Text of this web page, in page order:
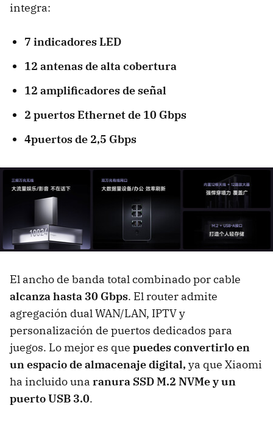
integra:
7 indicadores LED
12 antenas de alta cobertura
12 amplificadores de señal
2 puertos Ethernet de 10 Gbps
4puertos de 2,5 Gbps
El ancho de banda total combinado por cable
alcanza hasta 30 Gbps. El router admite
agregación dual WAN/LAN, IPTV y
personalización de puertos dedicados para
juegos. Lo mejor es que puedes convertirlo en
un espacio de almacenaje digital, ya que Xiaomi
ha incluido una ranura SSD M.2 NVMe y un
puerto USB 3.0.